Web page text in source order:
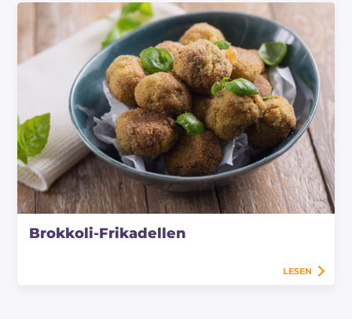
Brokkoli-Frikadellen
LESEN